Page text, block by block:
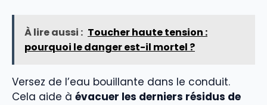
À lire aussi : Toucher haute tension :
pourquoi le danger est-il mortel ?
Versez de l’eau bouillante dans le conduit.
Cela aide à évacuer les derniers résidus de